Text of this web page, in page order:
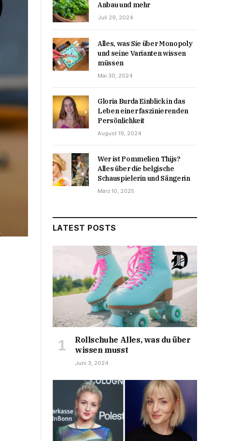
Anbau und mehr
Juli 29, 2024
Alles, was Sie über Monopoly
und seine Varianten wissen
müssen
Mai 30, 2024
Gloria Burda Einblick in das
Leben einer faszinierenden
Persönlichkeit
August 19, 2024
Wer ist Pommelien Thijs?
Alles über die belgische
Schauspielerin und Sängerin
März 10, 2025
LATEST POSTS
Rollschuhe Alles, was du über
wissen musst
Juni 3, 2024